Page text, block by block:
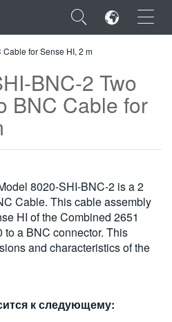
×
for Sense HI, 2 m
BNC-2 Two
BNC Cable for
8020-SHI-BNC-2 is a 2
Cable. This cable assembly
HI of the Combined 2651
a BNC connector. This
and characteristics of the
к следующему: